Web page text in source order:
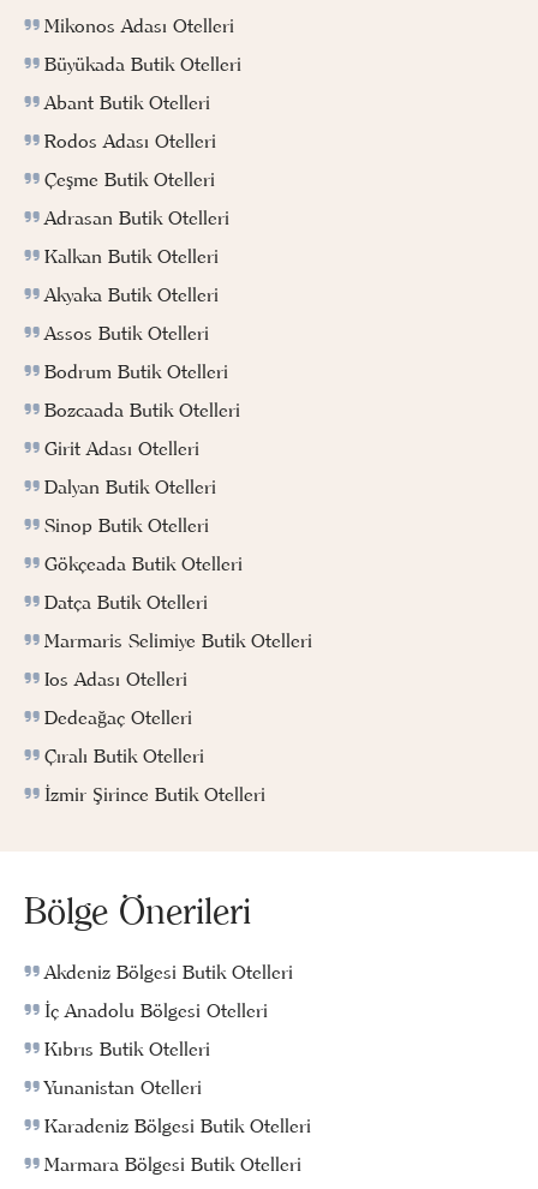
Mikonos Adası Otelleri
Büyükada Butik Otelleri
Abant Butik Otelleri
Rodos Adası Otelleri
Çeşme Butik Otelleri
Adrasan Butik Otelleri
Kalkan Butik Otelleri
Akyaka Butik Otelleri
Assos Butik Otelleri
Bodrum Butik Otelleri
Bozcaada Butik Otelleri
Girit Adası Otelleri
Dalyan Butik Otelleri
Sinop Butik Otelleri
Gökçeada Butik Otelleri
Datça Butik Otelleri
Marmaris Selimiye Butik Otelleri
Ios Adası Otelleri
Dedeağaç Otelleri
Çıralı Butik Otelleri
İzmir Şirince Butik Otelleri
Bölge Önerileri
Akdeniz Bölgesi Butik Otelleri
İç Anadolu Bölgesi Otelleri
Kıbrıs Butik Otelleri
Yunanistan Otelleri
Karadeniz Bölgesi Butik Otelleri
Marmara Bölgesi Butik Otelleri